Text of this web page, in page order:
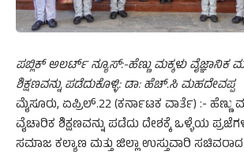
ಪಬ್ಲಿಕ್ ಅಲರ್ಟ್ ನ್ಯೂಸ್:-ಹೆಣ್ಣು ಮಕ್ಕಳು ವೈಜ್ಞಾನಿಕ
ಶಿಕ್ಷಣವನ್ನು ಪಡೆದುಕೊಳ್ಳಿ: ಡಾ: ಹೆಚ್.ಸಿ ಮಹದೇವಪ್ಪ
ಮೈಸೂರು, ಏಪ್ರಿಲ್.22 (ಕರ್ನಾಟಕ ವಾರ್ತೆ) :- ಹೆಣ್ಣು
ವೈಚಾರಿಕ ಶಿಕ್ಷಣವನ್ನು ಪಡೆದು ದೇಶಕ್ಕೆ ಒಳ್ಳೆಯ
ಸಮಾಜ ಕಲ್ಯಾಣ ಮತ್ತು ಜಿಲ್ಲಾ ಉಸ್ತುವಾರಿ